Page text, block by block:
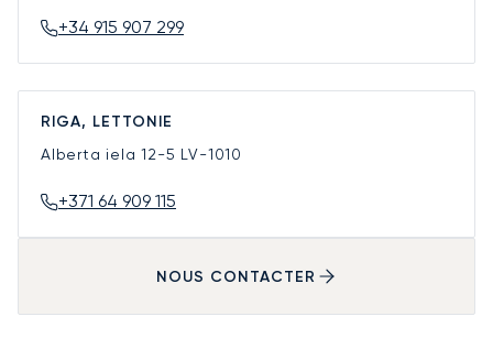
+34 915 907 299
RIGA, LETTONIE
Alberta iela 12-5 LV-1010
+371 64 909 115
NOUS CONTACTER